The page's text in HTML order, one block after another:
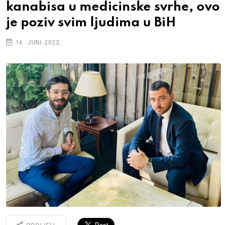
kanabisa u medicinske svrhe, ovo
je poziv svim ljudima u BiH
16. JUNI 2022.